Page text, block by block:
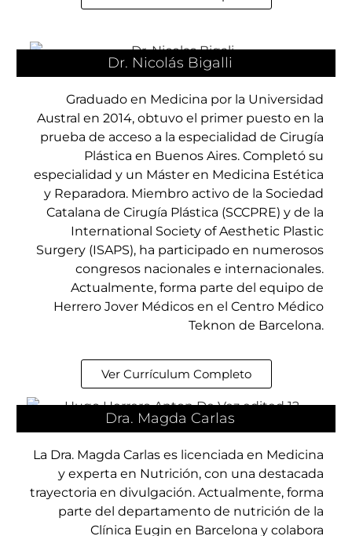
Dr. Nicolás Bigalli
Graduado en Medicina por la Universidad
Austral en 2014, obtuvo el primer puesto en la
prueba de acceso a la especialidad de Cirugía
Plástica en Buenos Aires. Completó su
especialidad y un Máster en Medicina Estética
y Reparadora. Miembro activo de la Sociedad
Catalana de Cirugía Plástica (SCCPRE) y de la
International Society of Aesthetic Plastic
Surgery (ISAPS), ha participado en numerosos
congresos nacionales e internacionales.
Actualmente, forma parte del equipo de
Herrero Jover Médicos en el Centro Médico
Teknon de Barcelona.
Ver Currículum Completo
Dra. Magda Carlas
La Dra. Magda Carlas es licenciada en Medicina
y experta en Nutrición, con una destacada
trayectoria en divulgación. Actualmente, forma
parte del departamento de nutrición de la
Clínica Eugin en Barcelona y colabora